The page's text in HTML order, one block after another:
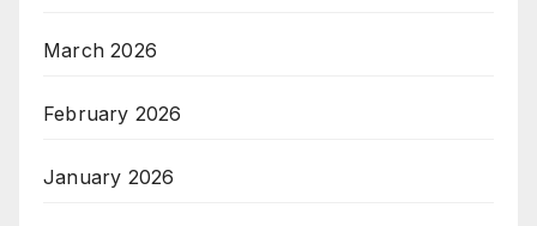
March 2026
February 2026
January 2026